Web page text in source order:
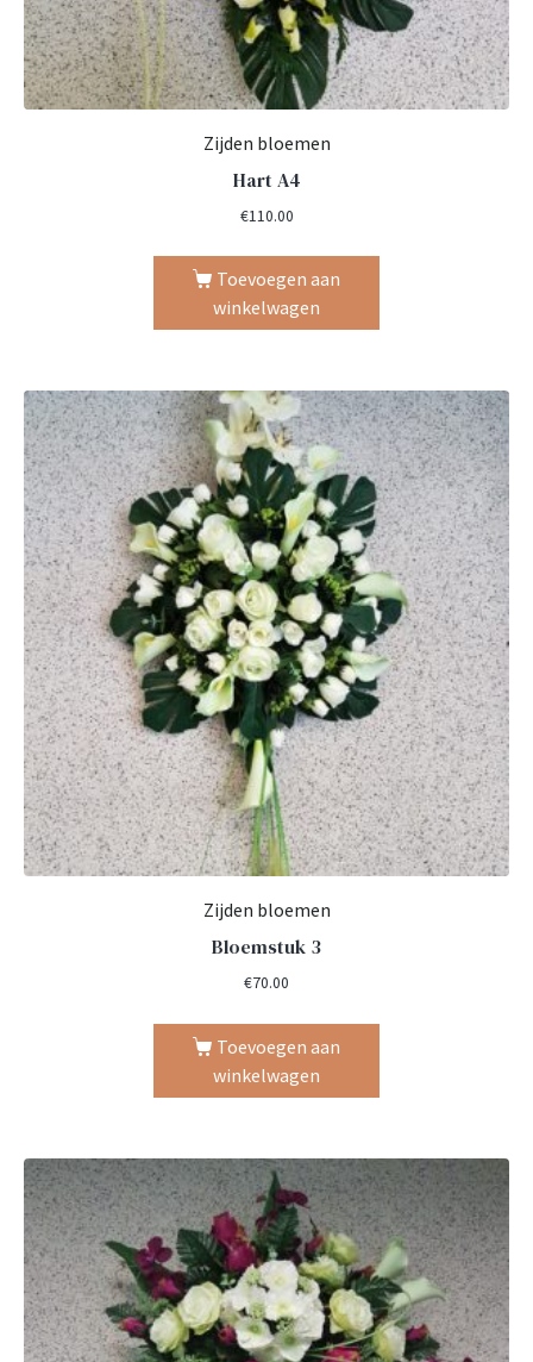
Zijden bloemen
Hart A4
€110.00
Toevoegen aan
winkelwagen
Zijden bloemen
Bloemstuk 3
€70.00
Toevoegen aan
winkelwagen